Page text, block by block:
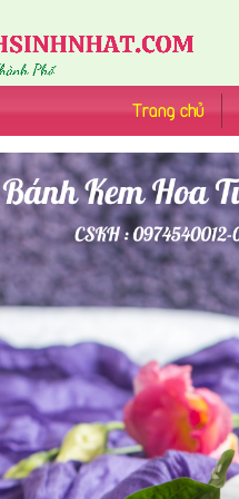
Trang chủ